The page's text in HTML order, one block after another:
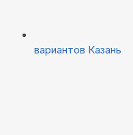
вариантов Казань